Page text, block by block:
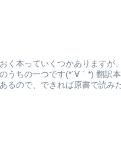
く本っていくつかありますが
す(*´∀｀*) 翻訳本って翻訳する人
るので、できれば原書で読み